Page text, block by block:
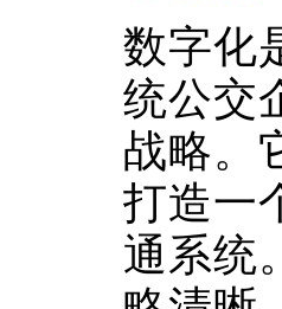
数字化
统公交
战略。
打造一
通系统